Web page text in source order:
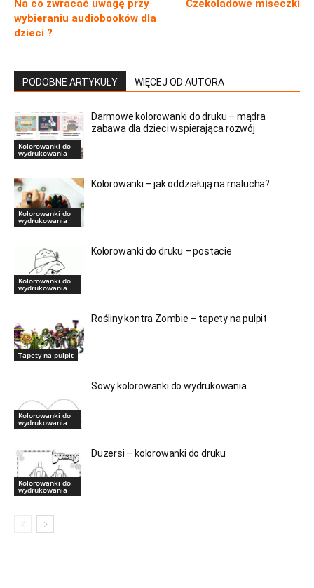
Na co zwracać uwagę przy
wybieraniu audiobooków dla
dzieci ?
Czekoladowe miseczki
PODOBNE ARTYKUŁY WIĘCEJ OD AUTORA
Kolorowanki do
wydrukowania
Darmowe kolorowanki do druku – mądra
zabawa dla dzieci wspierająca rozwój
Kolorowanki do
wydrukowania
Kolorowanki – jak oddziałują na malucha?
Kolorowanki do
wydrukowania
Kolorowanki do druku – postacie
Tapety na pulpit
Rośliny kontra Zombie – tapety na pulpit
Kolorowanki do
wydrukowania
Sowy kolorowanki do wydrukowania
Kolorowanki do
wydrukowania
Duzersi – kolorowanki do druku